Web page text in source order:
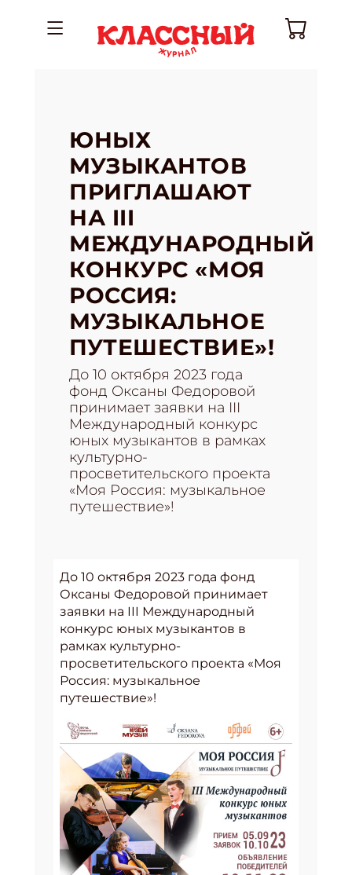
ЮНЫХ
МУЗЫКАНТОВ
ПРИГЛАШАЮТ
НА III
МЕЖДУНАРОДНЫЙ
КОНКУРС «МОЯ
РОССИЯ:
МУЗЫКАЛЬНОЕ
ПУТЕШЕСТВИЕ»!
До 10 октября 2023 года
фонд Оксаны Федоровой
принимает заявки на III
Международный конкурс
юных музыкантов в рамках
культурно-
просветительского проекта
«Моя Россия: музыкальное
путешествие»!
До 10 октября 2023 года фонд
Оксаны Федоровой принимает
заявки на III Международный
конкурс юных музыкантов в
рамках культурно-
просветительского проекта «Моя
Россия: музыкальное
путешествие»!